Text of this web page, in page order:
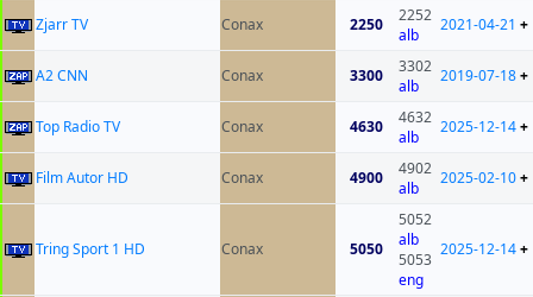
Zjarr TV Conax 2250
2252
alb
2021-04-21 +
A2 CNN Conax 3300
3302
alb
2019-07-18+
Top Radio TV Conax 4630
4632
alb
2025-12-14+
Film Autor HD Conax 4900
4902
alb
2025-02-10+
Tring Sport 1 HD Conax 5050
5052
alb
5053
eng
2025-12-14+